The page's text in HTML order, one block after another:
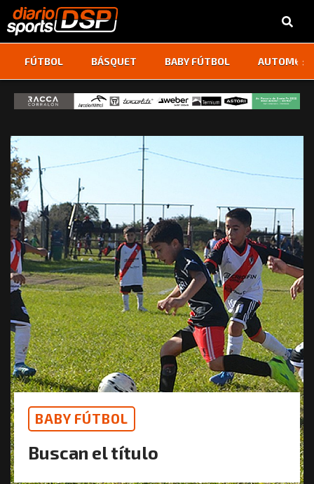
FÚTBOL BÁSQUET BABY FÚTBOL ‹ ›
BABY FÚTBOL
Buscan el título